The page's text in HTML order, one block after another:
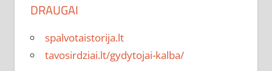
DRAUGAI
spalvotaistorija.lt
tavosirdziai.lt/gydytojai-kalba/